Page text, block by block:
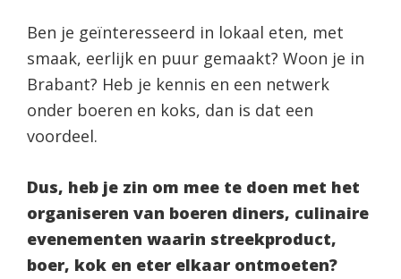
Ben je geïnteresseerd in lokaal eten, met
smaak, eerlijk en puur gemaakt? Woon je in
Brabant? Heb je kennis en een netwerk
onder boeren en koks, dan is dat een
voordeel.
Dus, heb je zin om mee te doen met het
organiseren van boeren diners, culinaire
evenementen waarin streekproduct,
boer, kok en eter elkaar ontmoeten?